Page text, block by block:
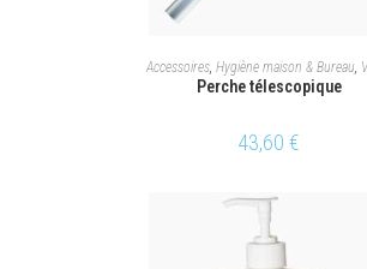
AJOUTER AU PANIER
Accessoires Hygiène maison & Bureau
Perche télescopique
43,60 €